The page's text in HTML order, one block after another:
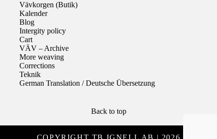
Vävkorgen (Butik)
Kalender
Blog
Intergity policy
Cart
VÄV – Archive
More weaving
Corrections
Teknik
German Translation / Deutsche Übersetzung
Back to top